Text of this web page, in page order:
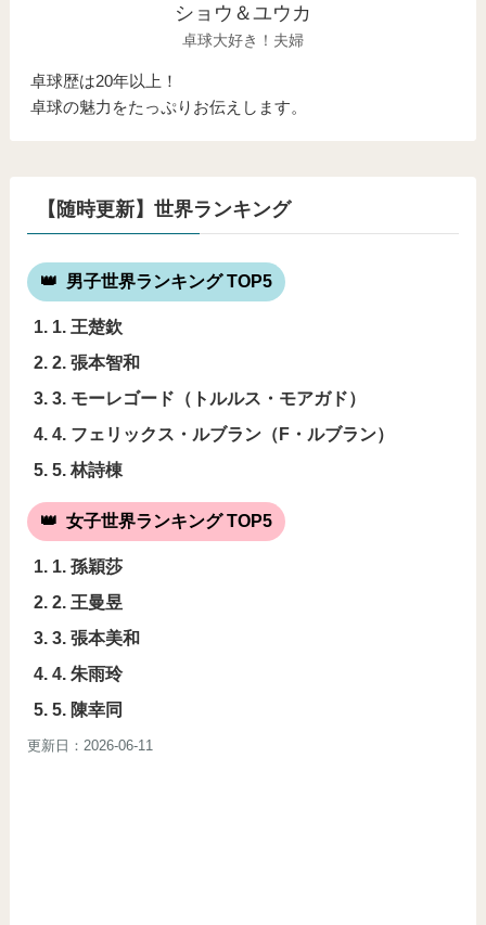
ショウ＆ユウカ
卓球大好き！夫婦
卓球歴は20年以上！
卓球の魅力をたっぷりお伝えします。
【随時更新】世界ランキング
男子世界ランキング TOP5
1. 王楚欽
2. 張本智和
3. モーレゴード（トルルス・モアガド）
4. フェリックス・ルブラン（F・ルブラン）
5. 林詩棟
女子世界ランキング TOP5
1. 孫穎莎
2. 王曼昱
3. 張本美和
4. 朱雨玲
5. 陳幸同
更新日：2026-06-11